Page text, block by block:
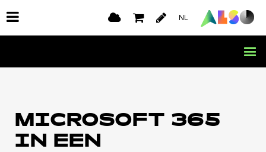
NL
MICROSOFT 365
IN EEN